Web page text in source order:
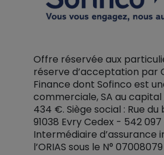
Offre réservée aux
réserve d’acceptation par
Finance dont Sofinco est
commerciale, SA au
434 €. Siège social : Rue du
91038 Evry Cedex - 542 097
Intermédiaire d’assurance
l’ORIAS sous le N°